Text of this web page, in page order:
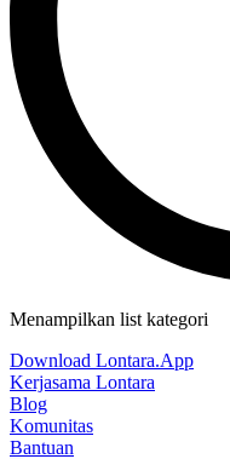
Menampilkan list kategori
Download Lontara.App
Kerjasama Lontara
Blog
Komunitas
Bantuan